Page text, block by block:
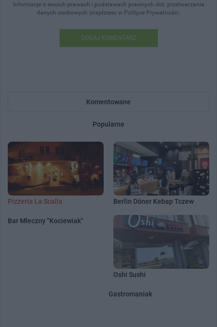
Informacje o swoich prawach i podstawach prawnych dot. przetwarzania
danych osobowych znajdziesz w Polityce Prywatności.
DODAJ KOMENTARZ
Komentowane
Popularne
Pizzeria La Scalla Berlin Döner Kebap Tczew
Bar Mleczny "Kociewiak"
Oshi Sushi
Gastromaniak